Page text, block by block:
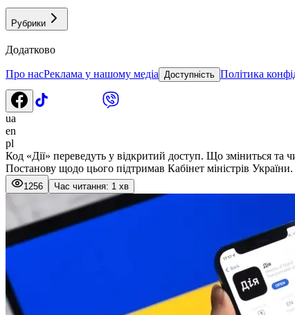
Рубрики
Додатково
Про насРеклама у нашому медіа Доступність Політика
ua
en
pl
Код «Дії» переведуть у відкритий доступ. Що зміниться та
Постанову щодо цього підтримав Кабінет міністрів України.
1256 Час читання: 1 хв